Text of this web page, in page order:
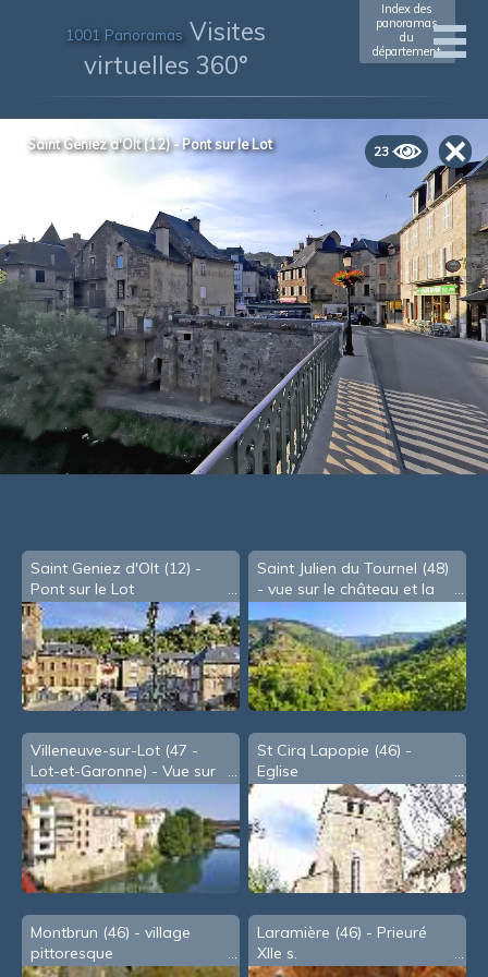
1001 Panoramas Visites
virtuelles 360°
Index des
panoramas
du
département
23
Saint Geniez d'Olt (12) - Pont sur le Lot
Saint Geniez d'Olt (12) -
Pont sur le Lot
Saint Julien du Tournel (48)
- vue sur le château et la
Villeneuve-sur-Lot (47 -
Lot-et-Garonne) - Vue sur
le Lot depuis le pont des
Cieutat
St Cirq Lapopie (46) -
Eglise
Montbrun (46) - village
pittoresque
Laramière (46) - Prieuré
XIIe s.